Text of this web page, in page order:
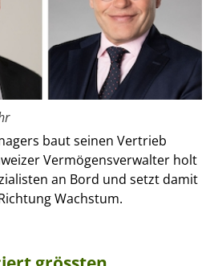
baut seinen Vertrieb
Vermögensverwalter holt
an Bord und setzt damit
Wachstum.